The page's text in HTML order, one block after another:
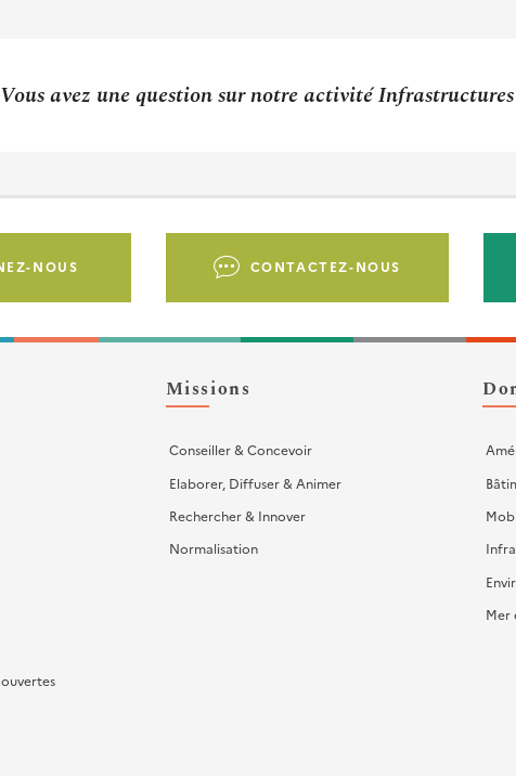
Vous avez une question sur notre activité
NOUS CONTACTEZ-NOUS
Missions
Conseiller & Concevoir
Elaborer, Diffuser & Animer
Rechercher & Innover
Normalisation
Mer